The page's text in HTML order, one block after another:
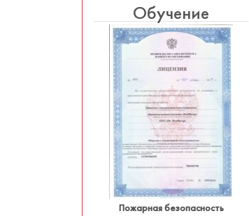
Обучение
Пожарная безопасность